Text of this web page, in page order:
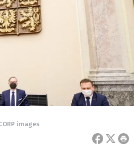
images